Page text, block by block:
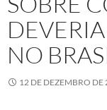
NO
12 DE DEZEMBRO DE